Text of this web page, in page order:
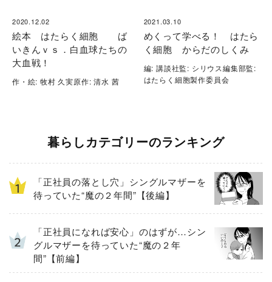
2020.12.02
絵本 はたらく細胞 ば
いきんｖｓ．白血球たちの
大血戦！
作・絵: 牧村 久実原作: 清水 茜
2021.03.10
めくって学べる！ はたら
く細胞 からだのしくみ
編: 講談社監: シリウス編集部監:
はたらく細胞製作委員会
暮らしカテゴリーのランキング
「正社員の落とし穴」シングルマザーを
待っていた“魔の２年間”【後編】
「正社員になれば安心」のはずが…シン
グルマザーを待っていた“魔の２年
間”【前編】